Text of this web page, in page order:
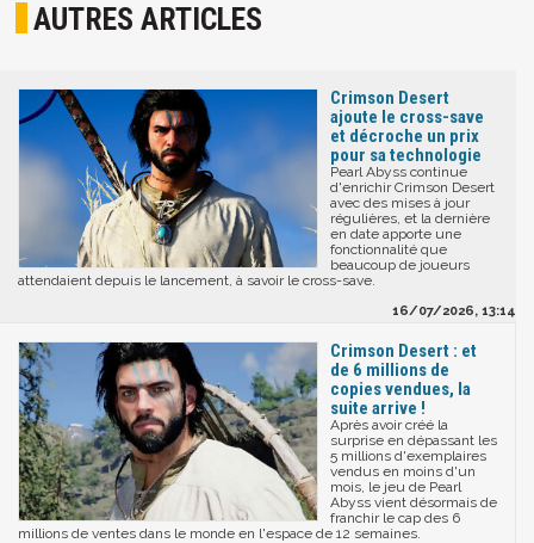
AUTRES ARTICLES
Crimson Desert
ajoute le cross-save
et décroche un prix
pour sa technologie
Pearl Abyss continue
d'enrichir Crimson Desert
avec des mises à jour
régulières, et la dernière
en date apporte une
fonctionnalité que
beaucoup de joueurs
attendaient depuis le lancement, à savoir le cross-save.
16/07/2026, 13:14
Crimson Desert : et
de 6 millions de
copies vendues, la
suite arrive !
Après avoir créé la
surprise en dépassant les
5 millions d'exemplaires
vendus en moins d'un
mois, le jeu de Pearl
Abyss vient désormais de
franchir le cap des 6
millions de ventes dans le monde en l'espace de 12 semaines.